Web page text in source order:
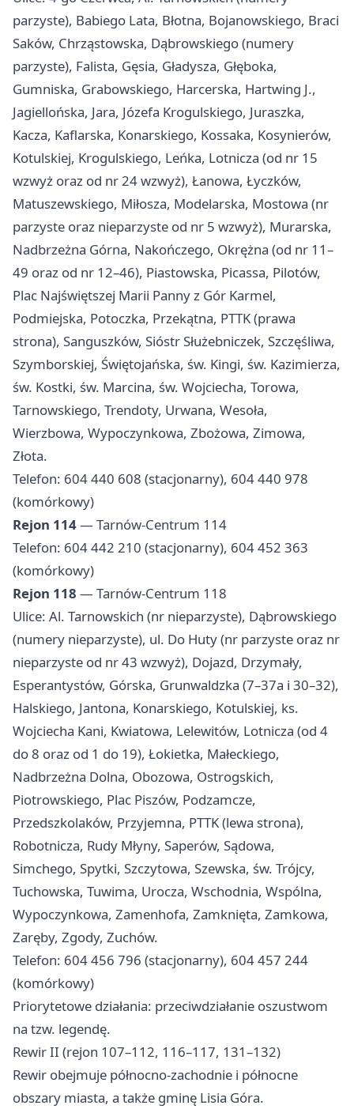
parzyste), Babiego Lata, Błotna, Bojanowskiego, Braci
Saków, Chrząstowska, Dąbrowskiego (numery
parzyste), Falista, Gęsia, Gładysza, Głęboka,
Gumniska, Grabowskiego, Harcerska, Hartwing J.,
Jagiellońska, Jara, Józefa Krogulskiego, Juraszka,
Kacza, Kaflarska, Konarskiego, Kossaka, Kosynierów,
Kotulskiej, Krogulskiego, Leńka, Lotnicza (od nr 15
wzwyż oraz od nr 24 wzwyż), Łanowa, Łyczków,
Matuszewskiego, Miłosza, Modelarska, Mostowa (nr
parzyste oraz nieparzyste od nr 5 wzwyż), Murarska,
Nadbrzeżna Górna, Nakończego, Okrężna (od nr 11–
49 oraz od nr 12–46), Piastowska, Picassa, Pilotów,
Plac Najświętszej Marii Panny z Gór Karmel,
Podmiejska, Potoczka, Przekątna, PTTK (prawa
strona), Sanguszków, Sióstr Służebniczek, Szczęśliwa,
Szymborskiej, Świętojańska, św. Kingi, św. Kazimierza,
św. Kostki, św. Marcina, św. Wojciecha, Torowa,
Tarnowskiego, Trendoty, Urwana, Wesoła,
Wierzbowa, Wypoczynkowa, Zbożowa, Zimowa,
Złota.
Telefon: 604 440 608 (stacjonarny), 604 440 978
(komórkowy)
Rejon 114— Tarnów-Centrum 114
Telefon: 604 442 210 (stacjonarny), 604 452 363
(komórkowy)
Rejon 118 — Tarnów-Centrum 118
Ulice: Al. Tarnowskich (nr nieparzyste), Dąbrowskiego
(numery nieparzyste), ul. Do Huty (nr parzyste oraz nr
nieparzyste od nr 43 wzwyż), Dojazd, Drzymały,
Esperantystów, Górska, Grunwaldzka (7–37a i 30–32),
Halskiego, Jantona, Konarskiego, Kotulskiej, ks.
Wojciecha Kani, Kwiatowa, Lelewitów, Lotnicza (od 4
do 8 oraz od 1 do 19), Łokietka, Małeckiego,
Nadbrzeżna Dolna, Obozowa, Ostrogskich,
Piotrowskiego, Plac Piszów, Podzamcze,
Przedszkolaków, Przyjemna, PTTK (lewa strona),
Robotnicza, Rudy Młyny, Saperów, Sądowa,
Simchego, Spytki, Szczytowa, Szewska, św. Trójcy,
Tuchowska, Tuwima, Urocza, Wschodnia, Wspólna,
Wypoczynkowa, Zamenhofa, Zamknięta, Zamkowa,
Zaręby, Zgody, Zuchów.
Telefon: 604 456 796 (stacjonarny), 604 457 244
(komórkowy)
Priorytetowe działania: przeciwdziałanie oszustwom
na tzw. legendę.
Rewir II (rejon 107–112, 116–117, 131–132)
Rewir obejmuje północno-zachodnie i północne
obszary miasta, a także gminę Lisia Góra.